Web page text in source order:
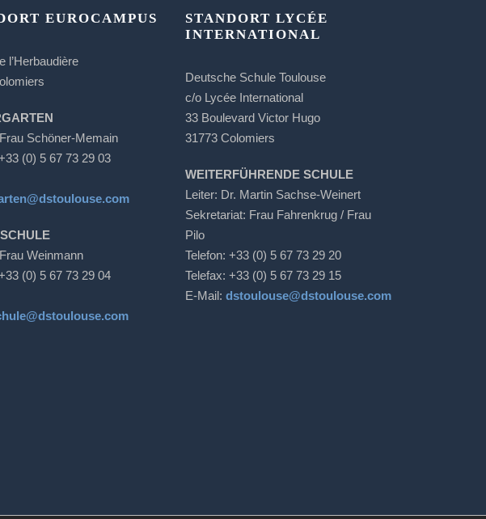
EUROCAMPUS
l’Herbaudière
Schöner-Memain
(0) 5 67 73 29 03
Weinmann
(0) 5 67 73 29 04
STANDORT LYCÉE
INTERNATIONAL
Deutsche Schule Toulouse
c/o Lycée International
33 Boulevard Victor Hugo
31773 Colomiers
WEITERFÜHRENDE SCHULE
Leiter: Dr. Martin Sachse-Weinert
Sekretariat: Frau Fahrenkrug / Frau
Pilo
Telefon: +33 (0) 5 67 73 29 20
Telefax: +33 (0) 5 67 73 29 15
E-Mail: dstoulouse@dstoulouse.com